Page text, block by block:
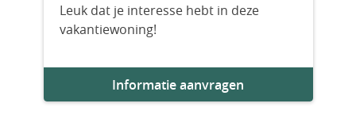
Aantal badkamers
Woningfaciliteiten
Leuk dat je interesse hebt in deze
vakantiewoning!
Informatie aanvragen